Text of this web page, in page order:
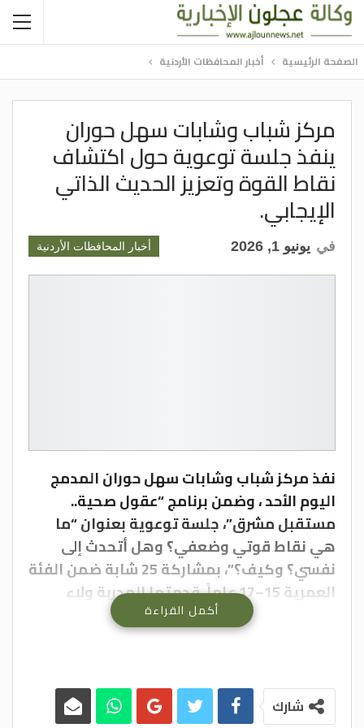
الصفحة الرئيسية أخبار المحافظات الأردنية
مركز شباب وشابات سهل حوران
ينفذ جلسة توعوية حول اكتشاف
نقاط القوة وتعزيز الحديث الذاتي
الإيجابي.
أخبار المحافظات الأردنية في يونيو 1, 2026
نفذ مركز شباب وشابات سهل حوران المدمج
اليوم الأحد ، وضمن برنامج “عقول صحية..
مستقبل مشرق”، جلسة توعوية بعنوان “ما
هي نقاط قوتي وضعفي؟ وهل أتحدث إلى
نفسي؟ وكيف؟”، بمشاركة 25 شابة ضمن الفئة
العمرية 15–17 عاماً، قدمتها المدربة ولاء
قازان والميسرة رغد الجنيدي.
بصورة أفضل من خلال التعرف إلى نقاط القوة
التي يمتلكنها وكيفية توظيفها في حياتهن
أكمل القراءة
شارك